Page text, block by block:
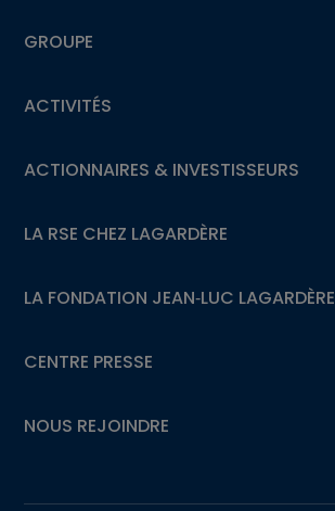
GROUPE
ACTIVITÉS
ACTIONNAIRES & INVESTISSEURS
LA RSE CHEZ LAGARDÈRE
LA FONDATION JEAN‑LUC LAGARDÈRE
CENTRE PRESSE
NOUS REJOINDRE